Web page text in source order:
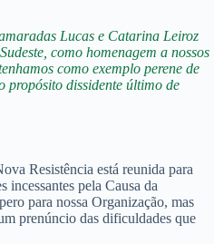
Lucas e Catarina Leiroz
como homenagem a nossos
como exemplo perene de
propósito dissidente último de
Resistência está reunida para
incessantes pela Causa da
para nossa Organização, mas
prenúncio das dificuldades que